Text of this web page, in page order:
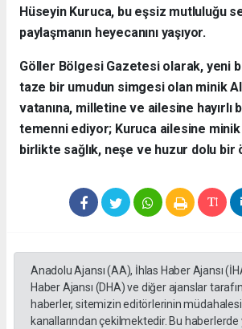
Hüseyin Kuruca, bu eşsiz mutluluğu
paylaşmanın heyecanını yaşıyor.
​Göller Bölgesi Gazetesi olarak, yeni
taze bir umudun simgesi olan minik
vatanına, milletine ve ailesine hayırlı
temenni ediyor; Kuruca ailesine minik
birlikte sağlık, neşe ve huzur dolu bir
Anadolu Ajansı (AA), İhlas Haber Ajansı
Haber Ajansı (DHA) ve diğer ajanslar
haberler, sitemizin editörlerinin
kanallarından çekilmektedir. Bu